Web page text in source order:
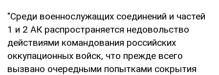
"Среди военнослужащих соединений и частей
1 и 2 АК распространяется недовольство
действиями командования российских
оккупационных войск, что прежде всего
вызвано очередными попытками сокрытия